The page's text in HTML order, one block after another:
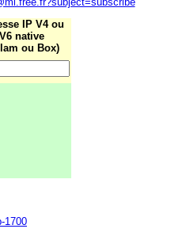
IP V4 ou
V6 native
ou Box)
1700